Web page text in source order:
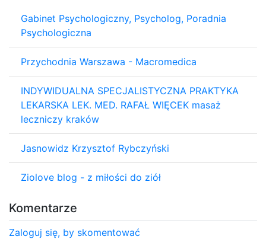
Gabinet Psychologiczny, Psycholog, Poradnia
Psychologiczna
Przychodnia Warszawa - Macromedica
INDYWIDUALNA SPECJALISTYCZNA PRAKTYKA
LEKARSKA LEK. MED. RAFAŁ WIĘCEK masaż
leczniczy kraków
Jasnowidz Krzysztof Rybczyński
Ziolove blog - z miłości do ziół
Komentarze
Zaloguj się, by skomentować